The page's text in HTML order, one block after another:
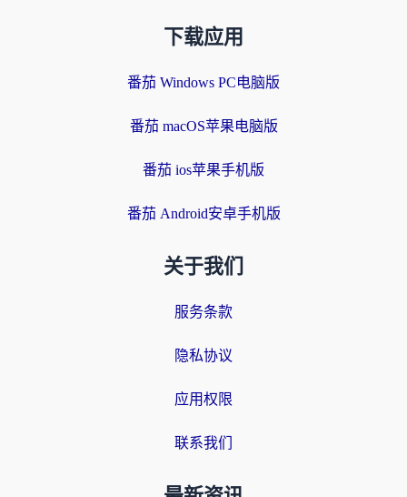
下载应用
番茄 Windows PC电脑版
番茄 macOS苹果电脑版
番茄 ios苹果手机版
番茄 Android安卓手机版
关于我们
服务条款
隐私协议
应用权限
联系我们